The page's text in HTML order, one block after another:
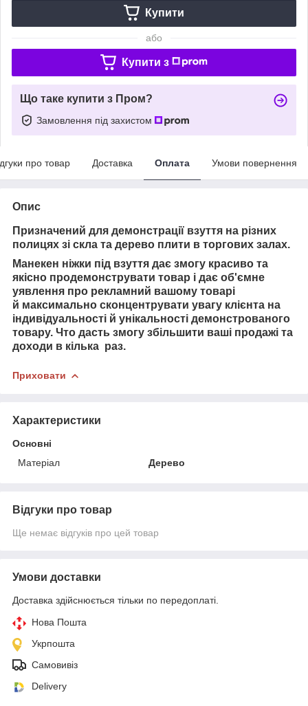
Купити
або
Купити з
Що таке купити з Пром?
Замовлення під захистом
про товар Доставка Оплата Умови повернення
Опис
Призначений для демонстрації взуття на різних
полицях зі скла та дерево плити в торгових залах.
Манекен ніжки під взуття дає змогу красиво та
якісно продемонструвати товар і дає об'ємне
уявлення про рекламний вашому товарі
й максимально сконцентрувати увагу клієнта на
індивідуальності й унікальності демонстрованого
товару. Что дасть змогу збільшити ваші продажі та
доходи в кілька раз.
Приховати
Характеристики
Основні
Матеріал
Дерево
Відгуки про товар
Ще немає відгуків про цей товар
Умови доставки
Доставка здійснюється тільки по передоплаті.
Нова Пошта
Укрпошта
Самовивіз
Delivery